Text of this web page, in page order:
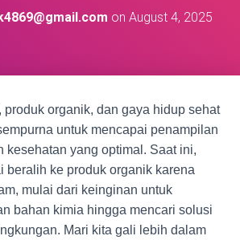
on August 4, 2025
produk organik, dan gaya hidup sehat
untuk mencapai penampilan
kesehatan yang optimal. Saat ini,
beralih ke produk organik karena
mulai dari keinginan untuk
bahan kimia hingga mencari solusi
Mari kita gali lebih dalam